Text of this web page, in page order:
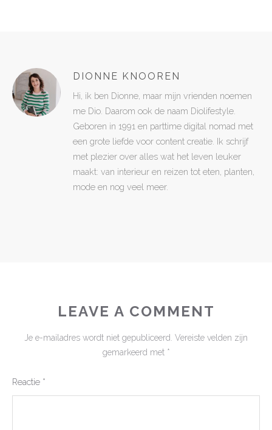
DIONNE KNOOREN
Hi, ik ben Dionne, maar mijn vrienden noemen
me Dio. Daarom ook de naam Diolifestyle.
Geboren in 1991 en parttime digital nomad met
een grote liefde voor content creatie. Ik schrijf
met plezier over alles wat het leven leuker
maakt: van interieur en reizen tot eten, planten,
mode en nog veel meer.
LEAVE A COMMENT
Je e-mailadres wordt niet gepubliceerd. Vereiste velden zijn
gemarkeerd met *
Reactie *